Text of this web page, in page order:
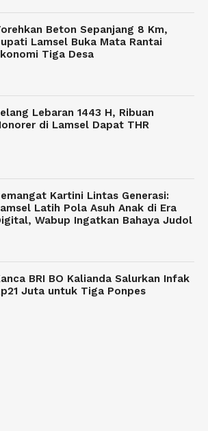
Beton Sepanjang 8 Km,
Lamsel Buka Mata Rantai
Tiga Desa
Lebaran 1443 H, Ribuan
di Lamsel Dapat THR
Kartini Lintas Generasi:
Latih Pola Asuh Anak di Era
Wabup Ingatkan Bahaya Judol
BRI BO Kalianda Salurkan Infak
Juta untuk Tiga Ponpes